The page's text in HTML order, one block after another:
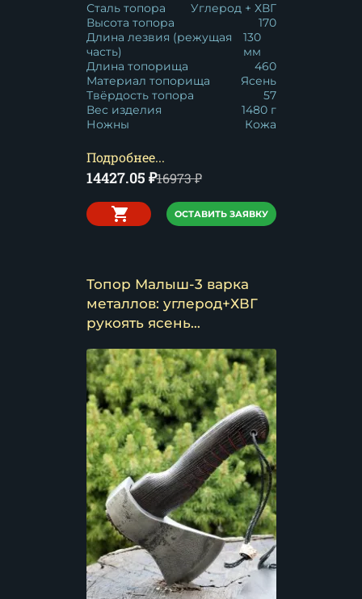
Сталь топора
Углерод + ХВГ
Высота топора
170
Длина лезвия (режущая
часть)
130
мм
Длина топорища
460
Материал топорища
Ясень
Твёрдость топора
57
Вес изделия
1480 г
Ножны
Кожа
Подробнее...
14427.05 ₽16973₽
ОСТАВИТЬ ЗАЯВКУ
Топор Малыш-3 варка
металлов: углерод+ХВГ
рукоять ясень